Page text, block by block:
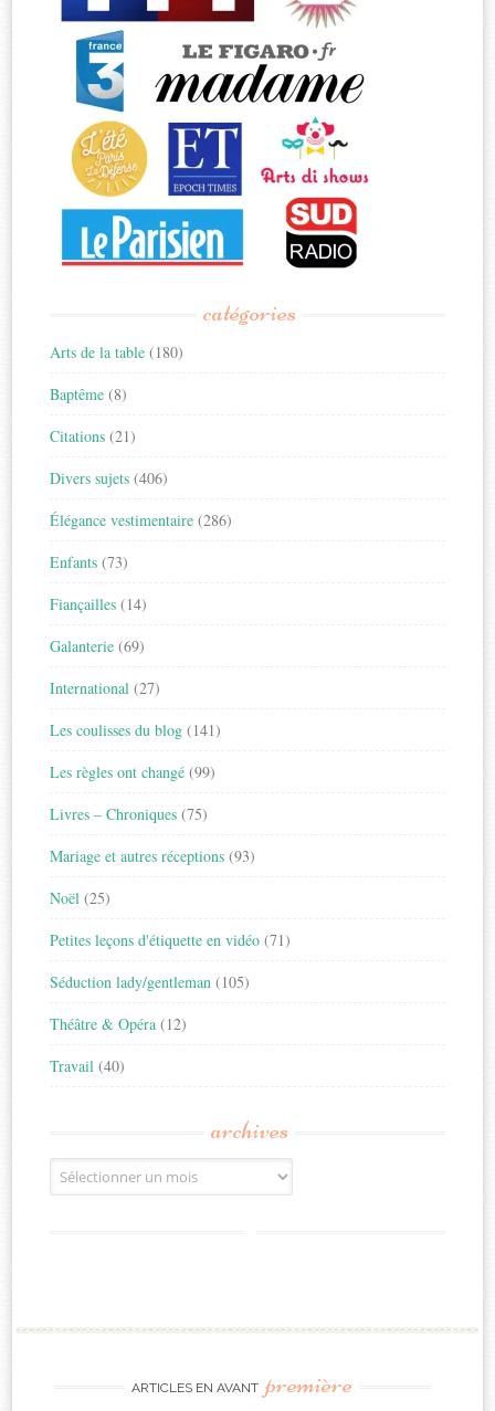
catégories
Arts de la table (180)
Baptême (8)
Citations (21)
Divers sujets (406)
Élégance vestimentaire (286)
Enfants (73)
Fiançailles (14)
Galanterie (69)
International (27)
Les coulisses du blog (141)
Les règles ont changé (99)
Livres – Chroniques (75)
Mariage et autres réceptions (93)
Noël (25)
Petites leçons d'étiquette en vidéo (71)
Séduction lady/gentleman (105)
Théâtre & Opéra (12)
Travail (40)
archives
Archives
ARTICLES EN AVANT première